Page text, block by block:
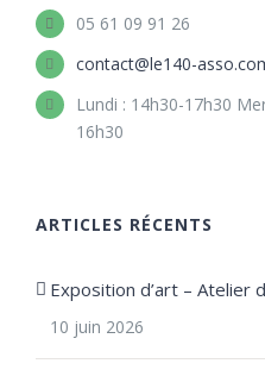
05 61 09 91 26
contact@le140-
Lundi : 14h30-17h30
16h30
ARTICLES RÉCENTS
Exposition d’art – Atelier
10 juin 2026